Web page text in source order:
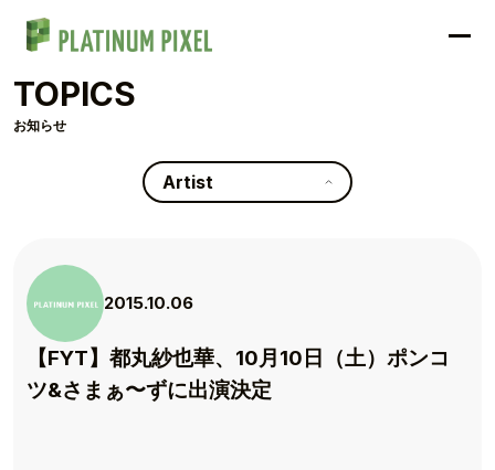
TOPICS
お知らせ
Artist
2015.10.06
【FYT】都丸紗也華、10月10日（土）ポンコ
ツ&さまぁ〜ずに出演決定